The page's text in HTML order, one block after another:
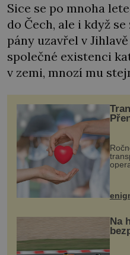
Sice se po mnoha
do Čech, ale i když
pány uzavřel v
společné existenci
v zemi, mnozí mu
Na